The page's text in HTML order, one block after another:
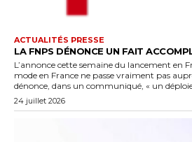
ACTUALITÉS PRESSE
LA FNPS DÉNONCE UN FAIT
L’annonce cette semaine du lancement en
mode en France ne passe vraiment pas
dénonce, dans un communiqué, « un
24 juillet 2026